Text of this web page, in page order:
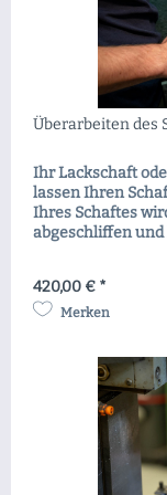
Überarbeiten des
Ihr Lackschaft
lassen Ihren
Ihres Schaftes
abgeschliffen
beraten Sie vor
420,00 € *
Merken